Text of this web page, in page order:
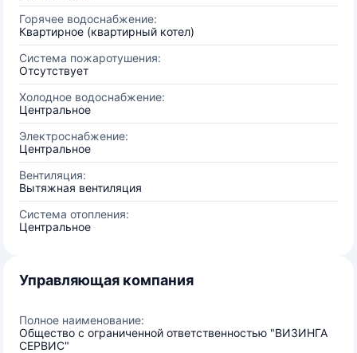
Горячее водоснабжение:
Квартирное (квартирный котел)
Система пожаротушения:
Отсутствует
Холодное водоснабжение:
Центральное
Электроснабжение:
Центральное
Вентиляция:
Вытяжная вентиляция
Система отопления:
Центральное
Управляющая компания
Полное наименование:
Общество с ограниченной ответственностью "ВИЗИНГА
СЕРВИС"